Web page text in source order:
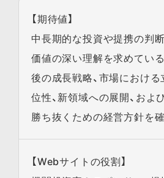
【期待値】
中長期的な投資や提携の判
価値の深い理解を求めている
後の成長戦略、市場におけ
位性、新領域への展開、およ
勝ち抜くための経営方針を確
【Webサイトの役割】